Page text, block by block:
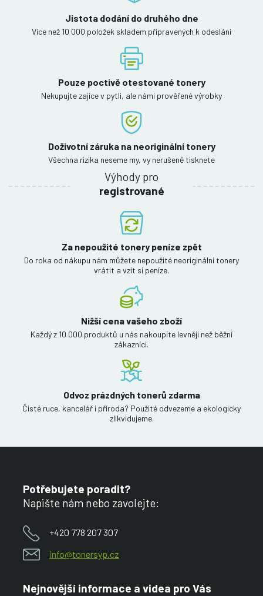
Jistota dodání do druhého dne
Více než 10 000 položek skladem připravených k odeslání
Pouze poctivě otestované tonery
Nekupujte zajíce v pytli, ale námi prověřené výrobky
Doživotní záruka na neoriginální tonery
Všechna rizika neseme my, vy nerušeně tisknete
Výhody pro
registrované
Za nepoužité tonery peníze zpět
Do roka od nákupu nám můžete nepoužité neoriginální tonery
vrátit a vzít si peníze.
Nižší cena vašeho zboží
Každý z 10 000 produktů u nás nakoupíte levněji než běžní
zákazníci.
Odvoz prázdných tonerů zdarma
Čisté ruce, kancelář i příroda? Použité odvezeme a ekologicky
zlikvidujeme.
Potřebujete poradit?
Napište nám nebo zavolejte:
+420 778 207 307
info@tonersyp.cz
Nejnovější informace a videa pro Vás